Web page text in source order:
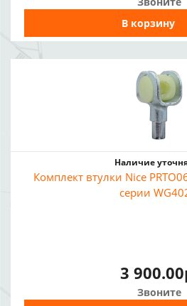
В корзину
Наличие
Комплект втулки Nice
серии
3
Звоните